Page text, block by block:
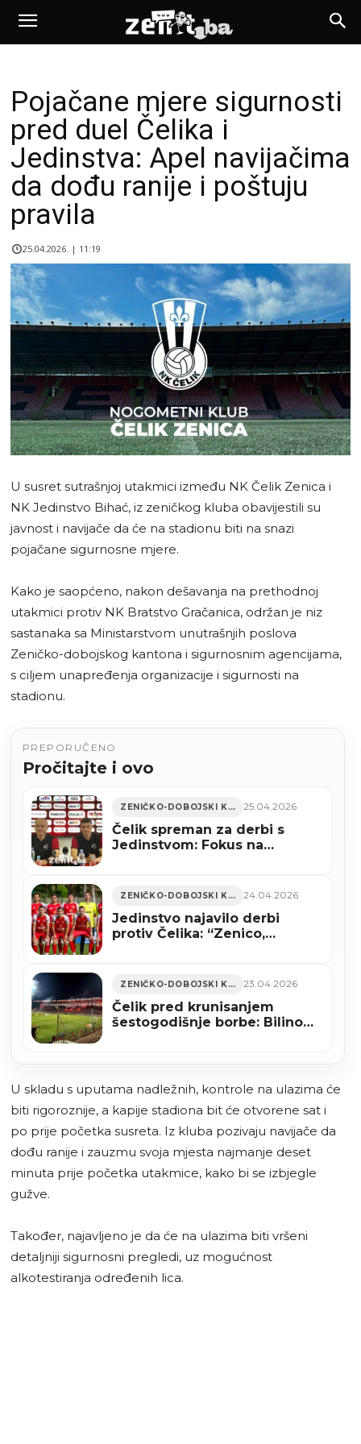
Pojačane mjere sigurnosti
pred duel Čelika i
Jedinstva: Apel navijačima
da dođu ranije i poštuju
pravila
25.04.2026. | 11:19
U susret sutrašnjoj utakmici između NK Čelik Zenica i
NK Jedinstvo Bihać, iz zeničkog kluba obavijestili su
javnost i navijače da će na stadionu biti na snazi
pojačane sigurnosne mjere.
Kako je saopćeno, nakon dešavanja na prethodnoj
utakmici protiv NK Bratstvo Gračanica, održan je niz
sastanaka sa Ministarstvom unutrašnjih poslova
Zeničko-dobojskog kantona i sigurnosnim agencijama,
s ciljem unapređenja organizacije i sigurnosti na
stadionu.
PREPORUČENO
Pročitajte i ovo
ZENIČKO-DOBOJSKI KANTON 25.04.2026
Čelik spreman za derbi s
Jedinstvom: Fokus na
ZENIČKO-DOBOJSKI KANTON 24.04.2026
Jedinstvo najavilo derbi
protiv Čelika: “Zenico,
ZENIČKO-DOBOJSKI KANTON 23.04.2026
Čelik pred krunisanjem
šestogodišnje borbe: Bilino
U skladu s uputama nadležnih, kontrole na ulazima će
biti rigoroznije, a kapije stadiona bit će otvorene sat i
po prije početka susreta. Iz kluba pozivaju navijače da
dođu ranije i zauzmu svoja mjesta najmanje deset
minuta prije početka utakmice, kako bi se izbjegle
gužve.
Također, najavljeno je da će na ulazima biti vršeni
detaljniji sigurnosni pregledi, uz mogućnost
alkotestiranja određenih lica.